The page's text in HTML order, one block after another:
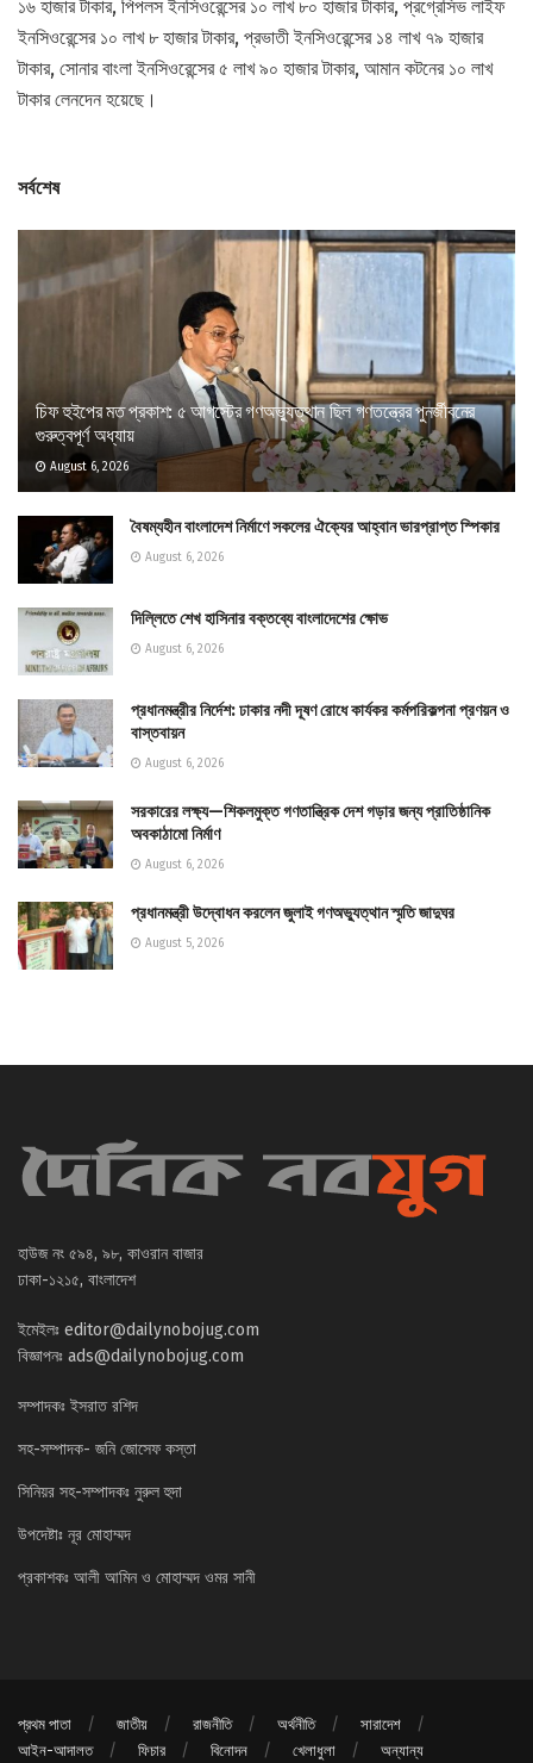
১৬ হাজার টাকার, পিপলস ইনসিওরেন্সের ১০ লাখ ৮০ হাজার টাকার, প্রগ্রেসিভ লাইফ
ইনসিওরেন্সের ১০ লাখ ৮ হাজার টাকার, প্রভাতী ইনসিওরেন্সের ১৪ লাখ ৭৯ হাজার
টাকার, সোনার বাংলা ইনসিওরেন্সের ৫ লাখ ৯০ হাজার টাকার, আমান কটনের ১০ লাখ
টাকার লেনদেন হয়েছে।
সর্বশেষ
চিফ হুইপের মত প্রকাশ: ৫ আগস্টের গণঅভ্যুত্থান ছিল গণতন্ত্রের পুনর্জীবনের
গুরুত্বপূর্ণ অধ্যায়
August 6, 2026
বৈষম্যহীন বাংলাদেশ নির্মাণে সকলের ঐক্যের আহ্বান ভারপ্রাপ্ত স্পিকার
August 6, 2026
দিল্লিতে শেখ হাসিনার বক্তব্যে বাংলাদেশের ক্ষোভ
August 6, 2026
প্রধানমন্ত্রীর নির্দেশ: ঢাকার নদী দূষণ রোধে কার্যকর কর্মপরিকল্পনা প্রণয়ন ও
বাস্তবায়ন
August 6, 2026
সরকারের লক্ষ্য—শিকলমুক্ত গণতান্ত্রিক দেশ গড়ার জন্য প্রাতিষ্ঠানিক
অবকাঠামো নির্মাণ
August 6, 2026
প্রধানমন্ত্রী উদ্বোধন করলেন জুলাই গণঅভ্যুত্থান স্মৃতি জাদুঘর
August 5, 2026
হাউজ নং ৫৯৪, ৯৮, কাওরান বাজার
ঢাকা-১২১৫, বাংলাদেশ
ইমেইলঃ editor@dailynobojug.com
বিজ্ঞাপনঃ ads@dailynobojug.com
সম্পাদকঃ ইসরাত রশিদ
সহ-সম্পাদক- জনি জোসেফ কস্তা
সিনিয়র সহ-সম্পাদকঃ নুরুল হুদা
উপদেষ্টাঃ নূর মোহাম্মদ
প্রকাশকঃ আলী আমিন ও মোহাম্মদ ওমর সানী
প্রথম পাতা জাতীয় রাজনীতি অর্থনীতি
সারাদেশ
আইন-আদালত
ফিচার বিনোদন খেলাধুলা অন্যান্য